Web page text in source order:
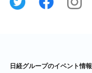
日経グループのイベント情報